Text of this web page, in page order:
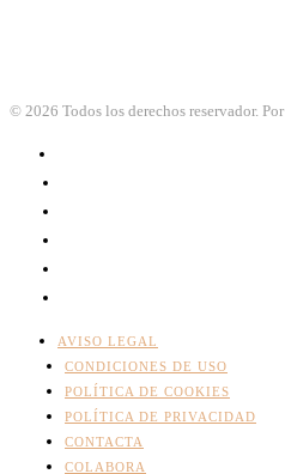
© 2026 Todos los derechos reservador. Por
AVISO LEGAL
CONDICIONES DE USO
POLÍTICA DE COOKIES
POLÍTICA DE PRIVACIDAD
CONTACTA
COLABORA